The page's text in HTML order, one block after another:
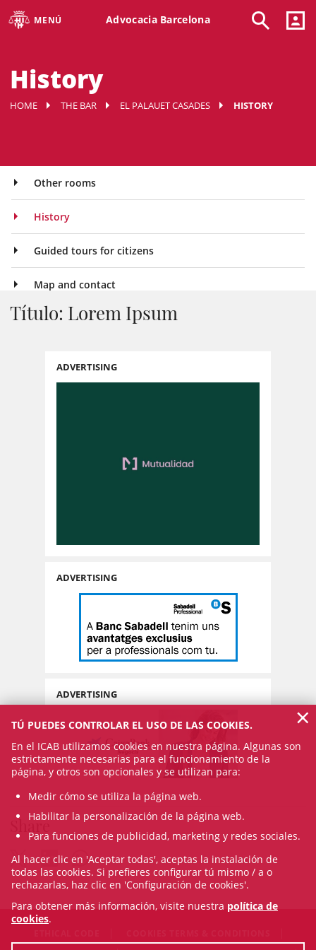
MENÚ Advocacia Barcelona
History
HOME THE BAR EL PALAUET CASADES HISTORY
Other rooms
History
Guided tours for citizens
Map and contact
Título: Lorem Ipsum
ADVERTISING
ADVERTISING
ADVERTISING
Share
TÚ PUEDES CONTROLAR EL USO DE LAS COOKIES.
En el ICAB utilizamos cookies en nuestra página. Algunas son
estrictamente necesarias para el funcionamiento de la
página, y otros son opcionales y se utilizan para:
Medir cómo se utiliza la página web.
Habilitar la personalización de la página web.
Para funciones de publicidad, marketing y redes sociales.
Al hacer clic en 'Aceptar todas', aceptas la instalación de
todas las cookies. Si prefieres configurar tú mismo / a o
rechazarlas, haz clic en 'Configuración de cookies'.
Para obtener más información, visite nuestra política de
cookies.
×